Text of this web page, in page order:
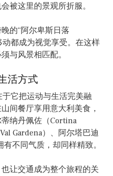
被这里的景观所折服。
的“阿尔卑斯日落
动都成为视觉享受。在这样
与风景相匹配。
活方式
它把运动与生活完美融
间餐厅享用意大利美食，
纳丹佩佐（Cortina
Gardena）、阿尔塔巴迪
不同气质，却同样精致。
让交通成为整个旅程的关